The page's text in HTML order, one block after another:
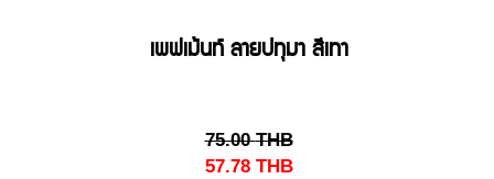
เพฟเม้นท์ ลายปทุมา สีเทา
75.00 THB
57.78 THB